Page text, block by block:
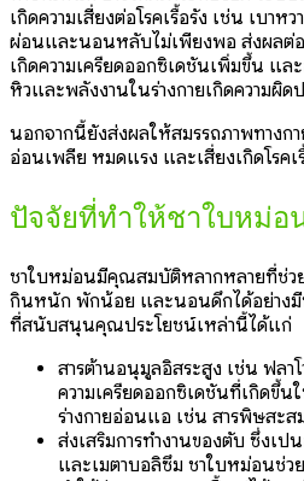
เกิดความเสี่ยงต่อโรคเรื้อรัง เช่น เบาห
ผ่อนและนอนหลับไม่เพียงพอ ส่งผลต่
เกิดความเครียดออกซิเดชันเพิ่มขึ้น แ
หิวและพลังงานในร่างกายเกิดความผิด
นอกจากนี้ยังส่งผลให้สมรรถภาพทางก
อ่อนเพลีย หมดแรง และเสี่ยงเกิดโรคเ
ปัจจัยที่ทำให้ชาใบหม่
ชาใบหม่อนมีคุณสมบัติหลากหลายที่ช่ว
กินหนัก พักน้อย และนอนดึกได้อย่าง
ที่สนับสนุนคุณประโยชน์เหล่านี้ได้แก่
สารต้านอนุมูลอิสระสูง เช่น ฟล
ความเครียดออกซิเดชันที่เกิดขึ้น
ร่างกายอ่อนแอ เช่น สารพิษสะ
ส่งเสริมการทำงานของตับ ซึ่งเ
และเมตาบอลิซึม ชาใบหม่อนช่ว